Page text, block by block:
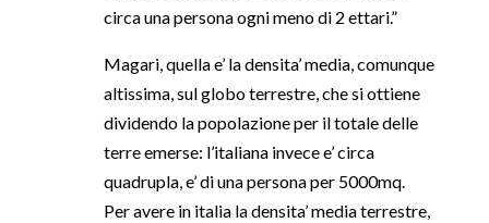
circa una persona ogni meno di 2 ettari.”
Magari, quella e’ la densita’ media, comunque
altissima, sul globo terrestre, che si ottiene
dividendo la popolazione per il totale delle
terre emerse: l’italiana invece e’ circa
quadrupla, e’ di una persona per 5000mq.
Per avere in italia la densita’ media terrestre,